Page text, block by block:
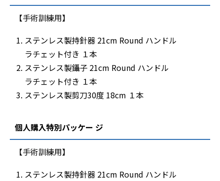
【手術訓練用】
ステンレス製持針器 21cm Round ハンドル
ラチェット付き １本
ステンレス製鑷子 21cm Round ハンドル
ラチェット付き １本
ステンレス製剪刀30度 18cm １本
個人購入特別パッケー ジ
【手術訓練用】
ステンレス製持針器 21cm Round ハンドル